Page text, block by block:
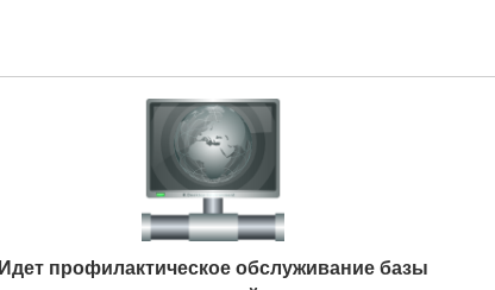
Идет профилактическое обслуживание базы